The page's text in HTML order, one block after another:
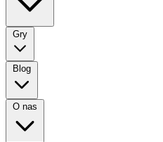
Gry
Blog
O nas